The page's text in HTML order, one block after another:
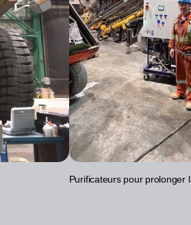
Purificateurs pour prolonger